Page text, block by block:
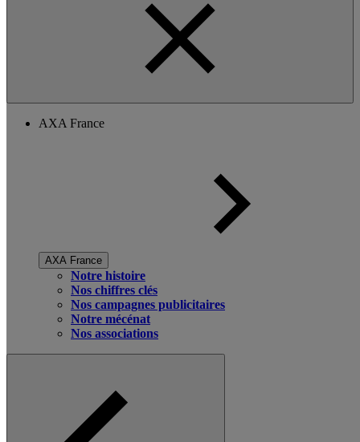
AXA France
AXA France
Notre histoire
Nos chiffres clés
Nos campagnes publicitaires
Notre mécénat
Nos associations